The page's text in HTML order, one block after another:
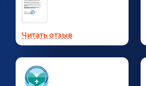
Читать отзыв